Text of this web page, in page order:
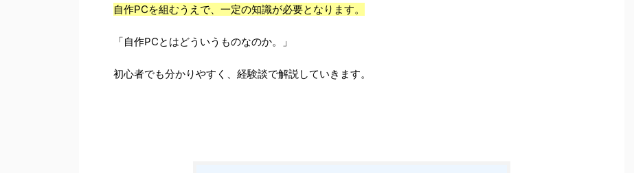
自作PCを組むうえで、一定の知識が必要となります。
「自作PCとはどういうものなのか。」
初心者でも分かりやすく、経験談で解説していきます。